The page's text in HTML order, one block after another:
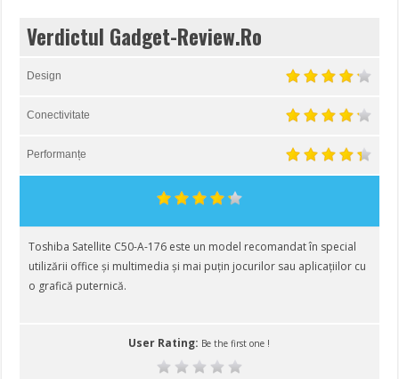
Verdictul Gadget-Review.Ro
Design
Conectivitate
Performanțe
Toshiba Satellite C50-A-176 este un model recomandat în special
utilizării office și multimedia și mai puțin jocurilor sau aplicațiilor cu
o grafică puternică.
User Rating: Be the first one !